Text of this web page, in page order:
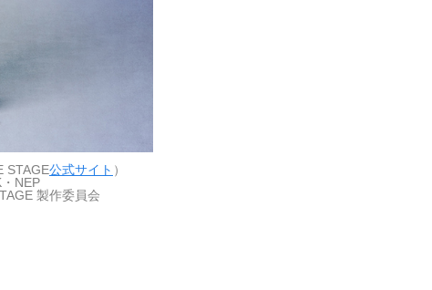
STAGE公式サイト ）
NEP
製作委員会